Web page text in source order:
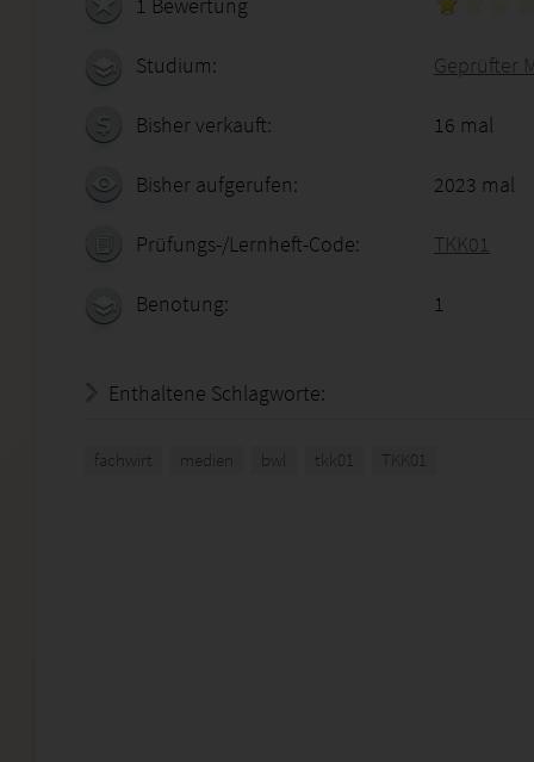
Studium: Geprüfter
Bisher verkauft: 16 mal
Bisher aufgerufen: 2023 mal
Prüfungs-/Lernheft-Code: TKK01
Benotung: 1
Enthaltene Schlagworte:
fachwirt medien bwl tkk01 TKK01